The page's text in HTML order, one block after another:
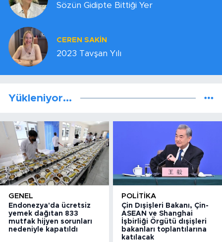
Sözün Gidipte Bittiği Yer
CEREN SAKİN
2023 Tavşan Yılı
Yükleniyor...
GENEL
Endonezya'da ücretsiz
yemek dağıtan 833
mutfak hijyen sorunları
nedeniyle kapatıldı
POLITIKA
Çin Dışişleri Bakanı, Çin-
ASEAN ve Shanghai
İşbirliği Örgütü dışişleri
bakanları toplantılarına
katılacak